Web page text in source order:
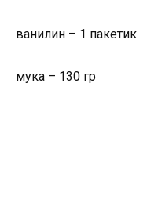
ванилин – 1 пакетик
мука – 130 гр